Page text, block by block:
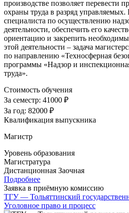
производстве позволяет перевести
охраны труда в разряд управляемых.
специалиста по осуществлению
деятельности, обеспечить его
ориентацию и закрепить
этой деятельности – задача
по направлению «Техносферная
программы «Надзор и
труда».
Стоимость обучения
За семестр: 41000 ₽
За год: 82000 ₽
Квалификация выпускника
Магистр
Уровень образования
Магистратура
Дистанционная Заочная
Подробнее
Заявка в приёмную комиссию
ТГУ — Тольяттинский
Уголовное право и процесс